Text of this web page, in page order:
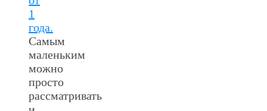
1
года.
Самым
маленьким
можно
просто
рассматривать